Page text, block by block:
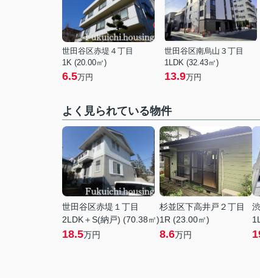
世田谷区赤堤４丁目
1K (20.00㎡)
6.5万円
世田谷区南烏山３丁目
1LDK (32.43㎡)
13.9万円
よく見られている物件
世田谷区赤堤１丁目
2LDK＋S(納戸) (70.38㎡)
18.5万円
杉並区下高井戸２丁目
1R (23.00㎡)
8.6万円